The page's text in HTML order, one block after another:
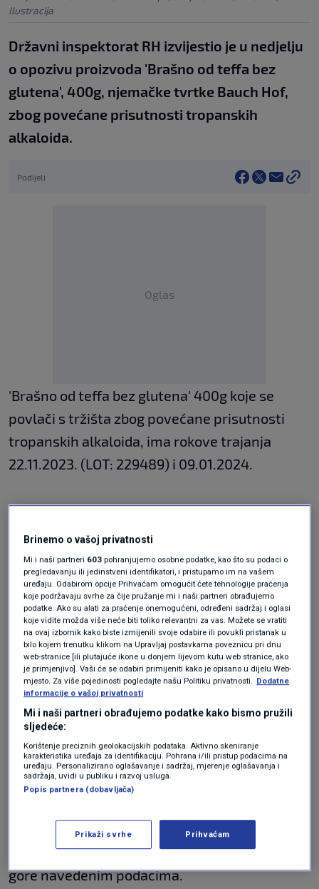
Ilustracija
Državni inspektorat RH izvijestio je u nedjelju
o opozivu proizvoda 'Brašno od teffa bez
glutena', 400g, njemačke tvrtke Bauch Hof,
zbog povećane prisutnosti tropanskih
alkaloida.
Podijeli
Oglas
'Brašno od teffa bez glutena' 400g koje se
povlači s tržišta zbog povećane prisutnosti
tropanskih alkaloida, ima rokove trajanja
22.11.2023. (LOT: 229489) i 09.01.2024.
Proizvod nije u skladu s Uredbom 178/2002 o
utvrđivanju općih načela i uvjeta zakona o
hrani Europske agencije za sigurnost hrane,
navode iz Državnog inspektorata RH.
Proizvođač je njemačka tvrtka Bauck GmbH,
Roche, a dobavljač Dennree GmbH, Töpen,
Njemačka. Na hrvatsko tržište stavlja ga
tvrtka Garden d.o.o. iz Zagreba.
Podaci o opozivu dostupni su i na web stranici
subjekta u poslovanju s hranom
https://www.garden.hr/novosti/povkacenje-
iz-prodaje-brasno-od-teffa-bez-glutena-
Obavijest se odnosi isključivo na proizvod s
gore navedenim podacima.
Brinemo o vašoj privatnosti
Mi i naši partneri 603 pohranjujemo osobne podatke, kao što su podaci o
pregledavanju ili jedinstveni identifikatori, i pristupamo im na vašem
uređaju. Odabirom opcije Prihvaćam omogućit ćete tehnologije praćenja
koje podržavaju svrhe za čije pružanje mi i naši partneri obrađujemo
podatke. Ako su alati za praćenje onemogućeni, određeni sadržaj i oglasi
koje vidite možda više neće biti toliko relevantni za vas. Možete se vratiti
na ovaj izbornik kako biste izmijenili svoje odabire ili povukli pristanak u
bilo kojem trenutku klikom na Upravljaj postavkama poveznicu pri dnu
web-stranice [ili plutajuće ikone u donjem lijevom kutu web stranice, ako
je primjenjivo]. Vaši će se odabiri primijeniti kako je opisano u dijelu Web-
mjesto. Za više pojedinosti pogledajte našu Politiku privatnosti.
Dodatne
informacije o vašoj privatnosti
Mi i naši partneri obrađujemo podatke kako bismo pružili
sljedeće:
Korištenje preciznih geolokacijskih podataka. Aktivno skeniranje
karakteristika uređaja za identifikaciju. Pohrana i/ili pristup podacima na
uređaju. Personalizirano oglašavanje i sadržaj, mjerenje oglašavanja i
sadržaja, uvidi u publiku i razvoj usluga.
Popis partnera (dobavljača)
Prikaži svrhe Prihvaćam